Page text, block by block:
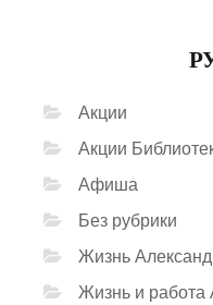
Акции
Акции
Афиша
Без рубрики
Жизнь
Жизнь и работа